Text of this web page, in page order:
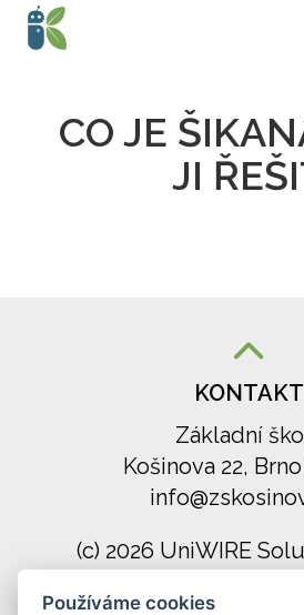
CO JE
JI
KONTAKT
Základní
Košinova 22,
(c) 2026 UniWIRE
Používáme cookies